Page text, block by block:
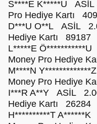
S****E K*****U
Pro Hediye Kartı
D***U O**L ASİL
Hediye Kartı
L*****E
Money Pro Hediye
M****N
Money Pro Hediye
I***R A**Y ASİL
Hediye Kartı
H**********T